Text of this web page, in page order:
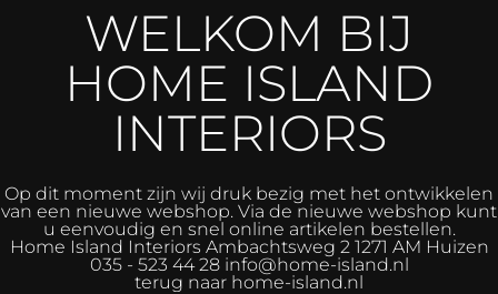
WELKOM BIJ
HOME ISLAND
INTERIORS
Op dit moment zijn wij druk bezig met het ontwikkelen
van een nieuwe webshop. Via de nieuwe webshop kunt
u eenvoudig en snel online artikelen bestellen.
Home Island Interiors Ambachtsweg 2 1271 AM Huizen
035 - 523 44 28 info@home-island.nl
terug naar home-island.nl